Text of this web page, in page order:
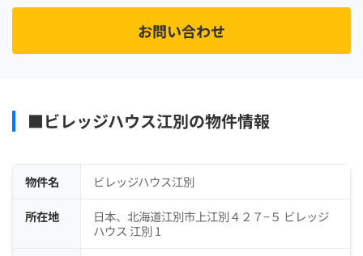
お問い合わせ
■ビレッジハウス江別の物件情報
物件名 ビレッジハウス江別
所在地
日本、北海道江別市上江別４２７−５ ビレッジ
ハウス 江別 1